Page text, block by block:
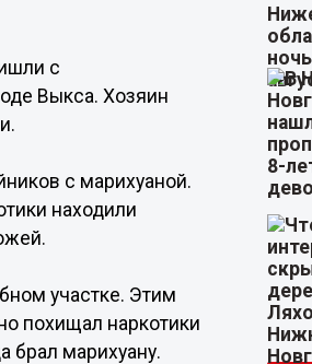
с
Выкса. Хозяин
с марихуаной.
находили
участке. Этим
похищал наркотики
брал марихуану.